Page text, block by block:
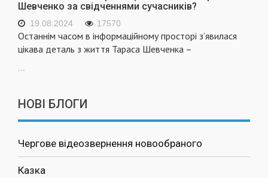
Шевченко за свідченнями сучасників?
19.08.2024 17570
Останнім часом в інформаційному просторі з’явилася
цікава деталь з життя Тараса Шевченка –
НОВІ БЛОГИ
Чергове відеозвернення новообраного
Казка